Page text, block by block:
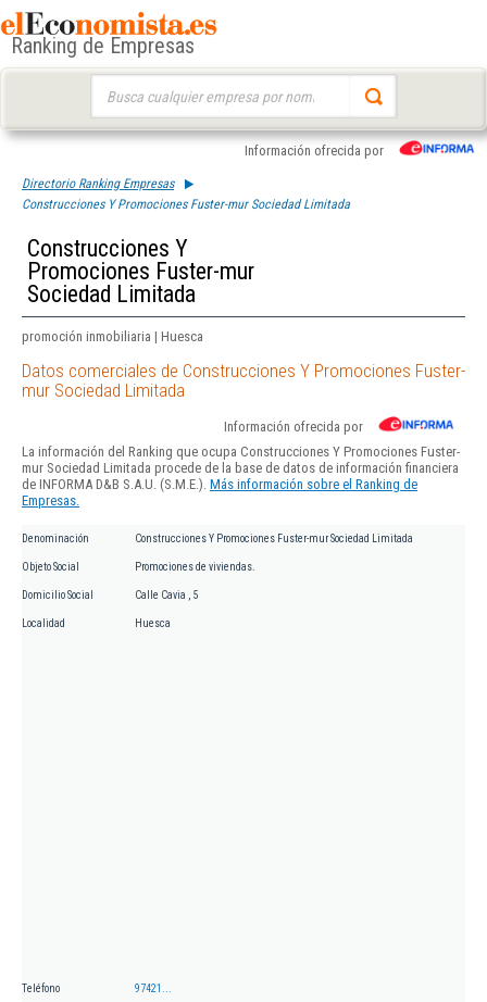
Ranking de Empresas
Información ofrecida por
Directorio Ranking Empresas
Construcciones Y Promociones Fuster-mur Sociedad Limitada
Construcciones Y
Promociones Fuster-mur
Sociedad Limitada
promoción inmobiliaria | Huesca
Datos comerciales de Construcciones Y Promociones Fuster-
mur Sociedad Limitada
Información ofrecida por
La información del Ranking que ocupa Construcciones Y Promociones Fuster-
mur Sociedad Limitada procede de la base de datos de información financiera
de INFORMA D&B S.A.U. (S.M.E.). Más información sobre el Ranking de
Empresas.
Denominación Construcciones Y Promociones Fuster-mur Sociedad Limitada
Objeto Social Promociones de viviendas.
Domicilio Social Calle Cavia , 5
Localidad Huesca
Teléfono 97421...